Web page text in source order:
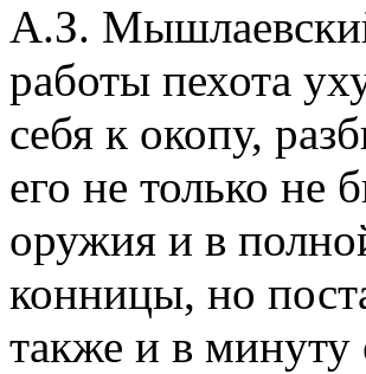
А.З.
работы пехота
себя к окопу,
его не только не
оружия и в
конницы, но
также и в минуту